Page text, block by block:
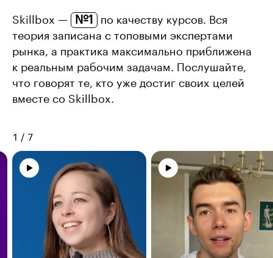
Skillbox — №1
по качеству курсов. Вся
теория записана с топовыми экспертами
рынка, а практика максимально приближена
к реальным рабочим задачам. Послушайте,
что говорят те, кто уже достиг своих целей
вместе со Skillbox.
1 / 7